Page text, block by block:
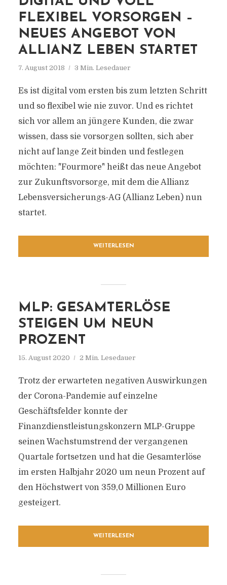
FLEXIBEL VORSORGEN –
NEUES ANGEBOT VON
ALLIANZ LEBEN STARTET
7. August 2018 3 Min. Lesedauer
Es ist digital vom ersten bis zum letzten Schritt
und so flexibel wie nie zuvor. Und es richtet
sich vor allem an jüngere Kunden, die zwar
wissen, dass sie vorsorgen sollten, sich aber
nicht auf lange Zeit binden und festlegen
möchten: "Fourmore" heißt das neue Angebot
zur Zukunftsvorsorge, mit dem die Allianz
Lebensversicherungs-AG (Allianz Leben) nun
startet.
WEITERLESEN
MLP: GESAMTERLÖSE
STEIGEN UM NEUN
PROZENT
15. August 2020 2 Min. Lesedauer
Trotz der erwarteten negativen Auswirkungen
der Corona-Pandemie auf einzelne
Geschäftsfelder konnte der
Finanzdienstleistungskonzern MLP-Gruppe
seinen Wachstumstrend der vergangenen
Quartale fortsetzen und hat die Gesamterlöse
im ersten Halbjahr 2020 um neun Prozent auf
den Höchstwert von 359,0 Millionen Euro
gesteigert.
WEITERLESEN